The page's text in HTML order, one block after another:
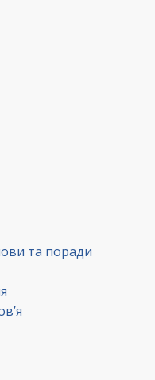
та поради